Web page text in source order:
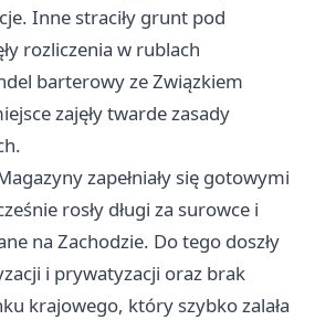
Inne straciły grunt pod
rozliczenia w rublach
barterowy ze Związkiem
zajęły twarde zasady
zapełniały się gotowymi
rosły długi za surowce i
na Zachodzie. Do tego doszły
i prywatyzacji oraz brak
krajowego, który szybko zalała